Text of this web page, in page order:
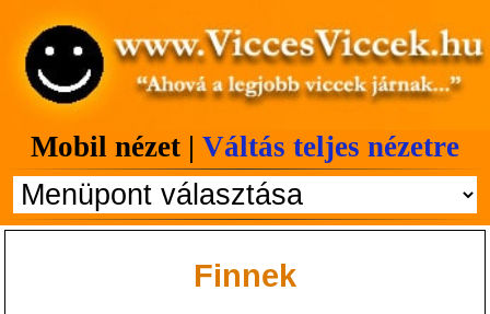
Mobil nézet | Váltás teljes nézetre
Finnek